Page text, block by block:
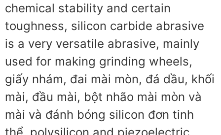
chemical stability and certain
toughness, silicon carbide abrasive
is a very versatile abrasive, mainly
used for making grinding wheels,
giấy nhám, đai mài mòn, đá dầu, khối
mài, đầu mài, bột nhão mài mòn và
mài và đánh bóng silicon đơn tinh